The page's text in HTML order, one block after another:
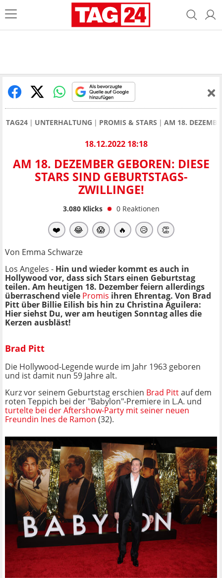
TAG24 UNTERHALTUNG PROMIS & STARS AM 18.
18.12.2022 18:18
AM 18. DEZEMBER GEBOREN: DIESE
STARS SIND GEBURTSTAGS-
ZWILLINGE!
3.080Klicks 0 Reaktionen
❤️ 😂 😱 🔥 😥 👏
Von Emma Schwarze
Los Angeles - Hin und wieder kommt es auch in
Hollywood vor, dass sich Stars einen Geburtstag
teilen. Am heutigen 18. Dezember feiern allerdings
überraschend viele Promis ihren Ehrentag. Von Brad
Pitt über Billie Eilish bis hin zu Christina Aguilera:
Hier siehst Du, wer am heutigen Sonntag alles die
Kerzen ausbläst!
Brad Pitt
Die Hollywood-Legende wurde im Jahr 1963 geboren
und ist damit nun 59 Jahre alt.
Kurz vor seinem Geburtstag erschien Brad Pittauf dem
roten Teppich bei der "Babylon"-Premiere in L.A. und
turtelte bei der Aftershow-Party mit seiner neuen
Freundin Ines de Ramon (32).